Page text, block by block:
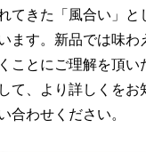
てきた「風合い」
ます。新品では味
ことにご理解を頂
て、より詳しくを
合わせください。